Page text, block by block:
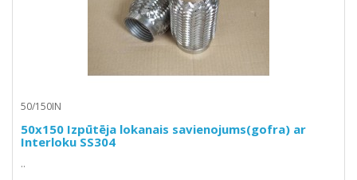
50/150IN
50x150 Izpūtēja lokanais savienojums(gofra) ar
Interloku SS304
..